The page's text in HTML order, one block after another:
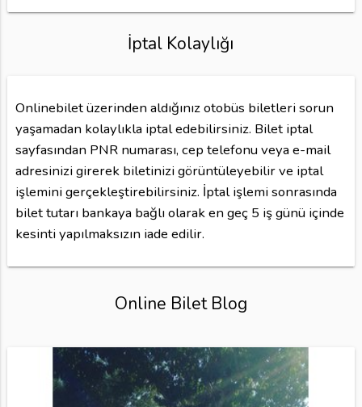
İptal Kolaylığı
Onlinebilet üzerinden aldığınız otobüs biletleri sorun
yaşamadan kolaylıkla iptal edebilirsiniz. Bilet iptal
sayfasından PNR numarası, cep telefonu veya e-mail
adresinizi girerek biletinizi görüntüleyebilir ve iptal
işlemini gerçekleştirebilirsiniz. İptal işlemi sonrasında
bilet tutarı bankaya bağlı olarak en geç 5 iş günü içinde
kesinti yapılmaksızın iade edilir.
Online Bilet Blog